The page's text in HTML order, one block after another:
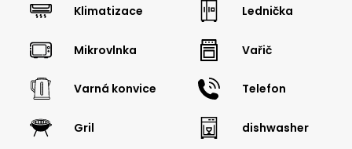
Klimatizace Lednička
Mikrovlnka Vařič
Varná konvice Telefon
Gril dishwasher